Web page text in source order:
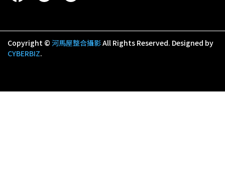
Copyright © 河馬屋整合攝影All Rights Reserved. Designed by
CYBERBIZ.